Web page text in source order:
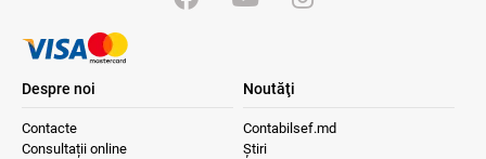
Despre noi
Contacte
Consultații online
Noutăţi
Contabilsef.md
Știri